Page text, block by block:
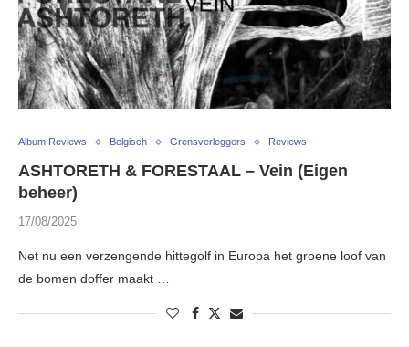
Album Reviews Belgisch Grensverleggers Reviews
ASHTORETH & FORESTAAL – Vein (Eigen
beheer)
17/08/2025
Net nu een verzengende hittegolf in Europa het groene loof van
de bomen doffer maakt …